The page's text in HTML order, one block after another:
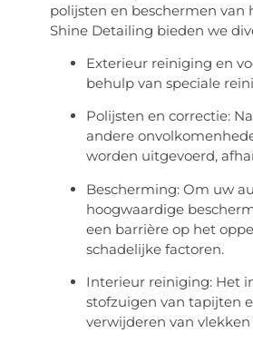
polijsten en beschermen van
Shine Detailing bieden we
Exterieur reiniging en
behulp van speciale
Polijsten en correctie:
andere
worden uitgevoerd,
Bescherming: Om uw
hoogwaardige
een barrière op het
schadelijke factoren.
Interieur reiniging: Het
stofzuigen van tapijten
verwijderen van